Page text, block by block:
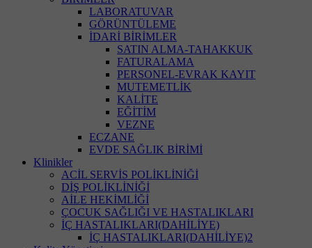
LABORATUVAR
GÖRÜNTÜLEME
İDARİ BİRİMLER
SATIN ALMA-TAHAKKUK
FATURALAMA
PERSONEL-EVRAK KAYIT
MUTEMETLİK
KALİTE
EĞİTİM
VEZNE
ECZANE
EVDE SAĞLIK BİRİMİ
Klinikler
ACİL SERVİS POLİKLİNİĞİ
DİŞ POLİKLİNİĞİ
AİLE HEKİMLİĞİ
ÇOCUK SAĞLIĞI VE HASTALIKLARI
İÇ HASTALIKLARI(DAHİLİYE)
İÇ HASTALIKLARI(DAHİLİYE)2